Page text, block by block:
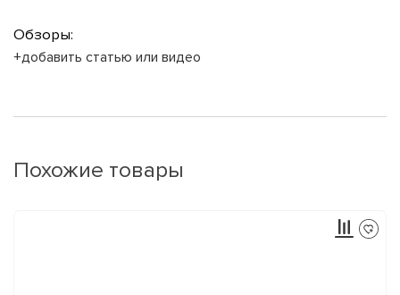
Обзоры:
+добавить статью или видео
Похожие товары